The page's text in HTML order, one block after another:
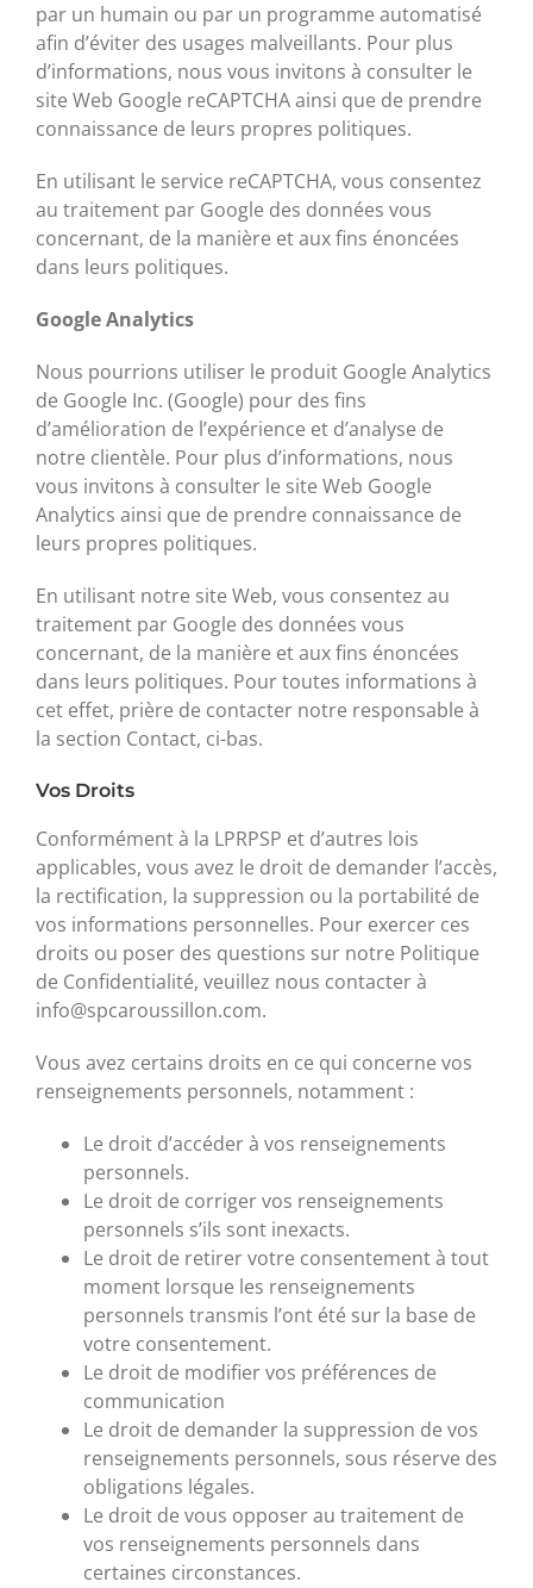
par un humain ou par un programme automatisé
afin d’éviter des usages malveillants. Pour plus
d’informations, nous vous invitons à consulter le
site Web Google reCAPTCHA ainsi que de prendre
connaissance de leurs propres politiques.
En utilisant le service reCAPTCHA, vous consentez
au traitement par Google des données vous
concernant, de la manière et aux fins énoncées
dans leurs politiques.
Google Analytics
Nous pourrions utiliser le produit Google Analytics
de Google Inc. (Google) pour des fins
d’amélioration de l’expérience et d’analyse de
notre clientèle. Pour plus d’informations, nous
vous invitons à consulter le site Web Google
Analytics ainsi que de prendre connaissance de
leurs propres politiques.
En utilisant notre site Web, vous consentez au
traitement par Google des données vous
concernant, de la manière et aux fins énoncées
dans leurs politiques. Pour toutes informations à
cet effet, prière de contacter notre responsable à
la section Contact, ci-bas.
Vos Droits
Conformément à la LPRPSP et d’autres lois
applicables, vous avez le droit de demander l’accès,
la rectification, la suppression ou la portabilité de
vos informations personnelles. Pour exercer ces
droits ou poser des questions sur notre Politique
de Confidentialité, veuillez nous contacter à
info@spcaroussillon.com.
Vous avez certains droits en ce qui concerne vos
renseignements personnels, notamment :
Le droit d’accéder à vos renseignements
personnels.
Le droit de corriger vos renseignements
personnels s’ils sont inexacts.
Le droit de retirer votre consentement à tout
moment lorsque les renseignements
personnels transmis l’ont été sur la base de
votre consentement.
Le droit de modifier vos préférences de
communication
Le droit de demander la suppression de vos
renseignements personnels, sous réserve des
obligations légales.
Le droit de vous opposer au traitement de
vos renseignements personnels dans
certaines circonstances.